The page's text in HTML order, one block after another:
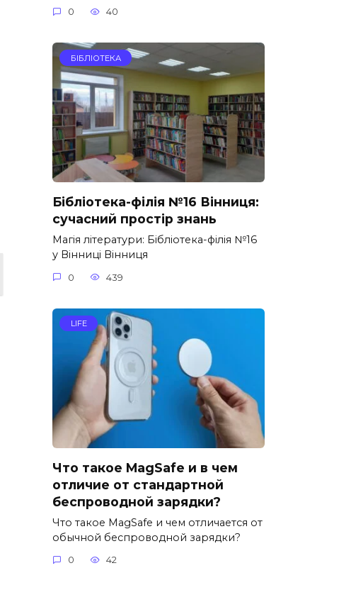
0 40
БІБЛІОТЕКА
Бібліотека-філія №16 Вінниця:
сучасний простір знань
Магія літератури: Бібліотека-філія №16
у Вінниці Вінниця
0 439
LIFE
Что такое MagSafe и в чем
отличие от стандартной
беспроводной зарядки?
Что такое MagSafe и чем отличается от
обычной беспроводной зарядки?
0 42